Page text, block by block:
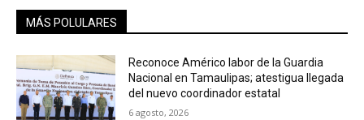
MÁS POLULARES
Reconoce Américo labor de la Guardia
Nacional en Tamaulipas; atestigua llegada
del nuevo coordinador estatal
6 agosto, 2026